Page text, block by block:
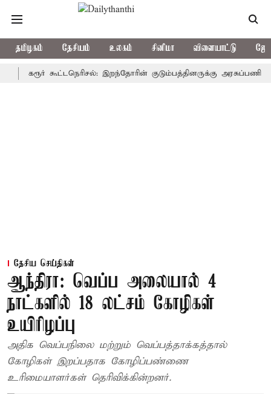
தமிழகம் தேசியம் உலகம் சினிமா விளையாட்டு
கரூர் கூட்டநெரிசல்: இறந்தோரின் குடும்பத்தினருக்கு அரசுப்பணி
தேசிய செய்திகள்
ஆந்திரா: வெப்ப அலையால் 4
நாட்களில் 18 லட்சம் கோழிகள்
உயிரிழப்பு
அதிக வெப்பநிலை மற்றும் வெப்பத்தாக்கத்தால்
கோழிகள் இறப்பதாக கோழிப்பண்ணை
உரிமையாளர்கள் தெரிவிக்கின்றனர்.